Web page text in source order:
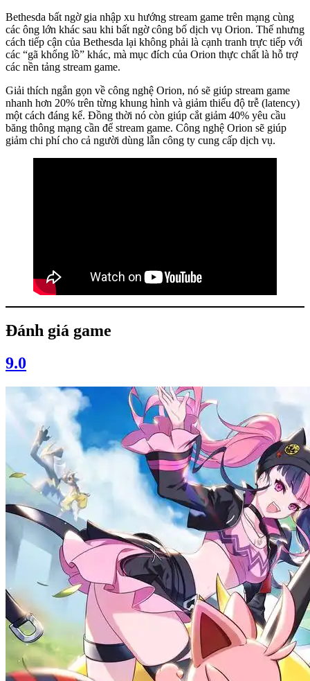
Bethesda bất ngờ gia nhập xu hướng stream game trên mạng cùng
các ông lớn khác sau khi bất ngờ công bố dịch vụ Orion. Thế nhưng
cách tiếp cận của Bethesda lại không phải là cạnh tranh trực tiếp với
các “gã khổng lồ” khác, mà mục đích của Orion thực chất là hỗ trợ
các nền tảng stream game.
Giải thích ngắn gọn về công nghệ Orion, nó sẽ giúp stream game
nhanh hơn 20% trên từng khung hình và giảm thiểu độ trễ (latency)
một cách đáng kể. Đồng thời nó còn giúp cắt giảm 40% yêu cầu
băng thông mạng cần để stream game. Công nghệ Orion sẽ giúp
giảm chi phí cho cả người dùng lẫn công ty cung cấp dịch vụ.
Đánh giá game
9.0